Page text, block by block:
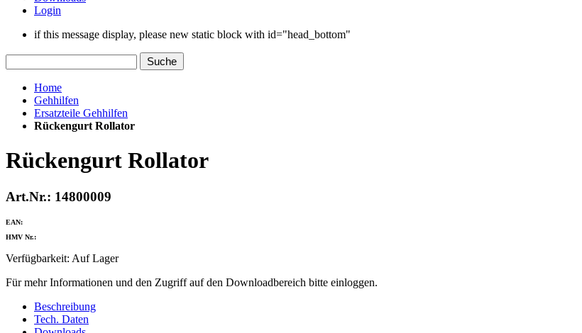
Login
if this message display, please new static block with id="head_bottom"
Suche
Home
Gehhilfen
Ersatzteile Gehhilfen
Rückengurt Rollator
Rückengurt Rollator
Art.Nr.: 14800009
EAN:
HMV Nr.:
Verfügbarkeit: Auf Lager
Für mehr Informationen und den Zugriff auf den Downloadbereich bitte einloggen.
Beschreibung
Tech. Daten